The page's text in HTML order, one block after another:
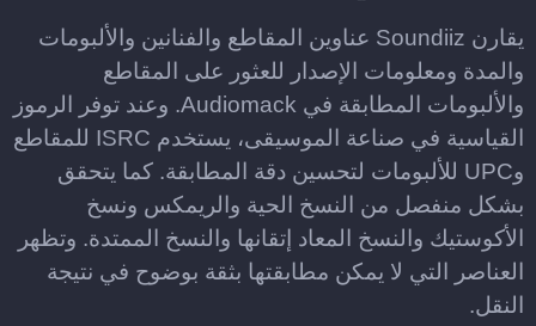
يقارن Soundiiz عناوين المقاطع والفنانين والألبومات
والمدة ومعلومات الإصدار للعثور على المقاطع
والألبومات المطابقة في Audiomack. وعند توفر الرموز
القياسية في صناعة الموسيقى، يستخدم ISRC للمقاطع
وUPC للألبومات لتحسين دقة المطابقة. كما يتحقق
بشكل منفصل من النسخ الحية والريمكس ونسخ
الأكوستيك والنسخ المعاد إتقانها والنسخ الممتدة. وتظهر
العناصر التي لا يمكن مطابقتها بثقة بوضوح في نتيجة
النقل.